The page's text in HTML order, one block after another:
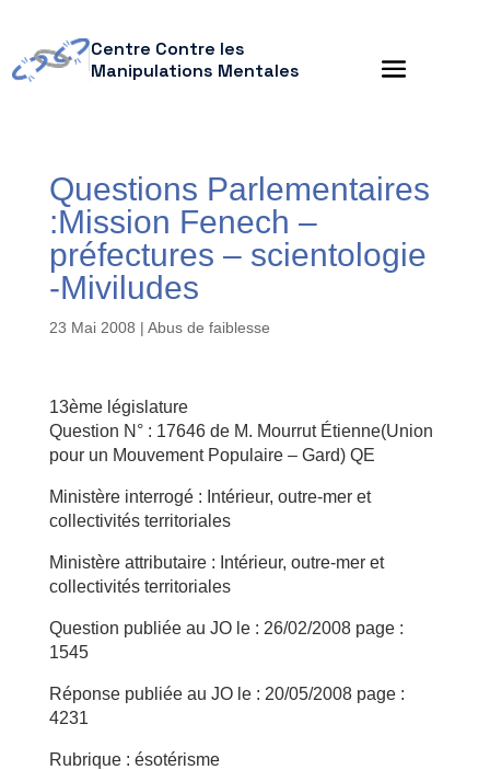
Centre Contre les
Manipulations Mentales
Questions Parlementaires
:Mission Fenech –
préfectures – scientologie
-Miviludes
23 Mai 2008 | Abus de faiblesse
13ème législature
Question N° : 17646 de M. Mourrut Étienne(Union
pour un Mouvement Populaire – Gard) QE
Ministère interrogé : Intérieur, outre-mer et
collectivités territoriales
Ministère attributaire : Intérieur, outre-mer et
collectivités territoriales
Question publiée au JO le : 26/02/2008 page :
1545
Réponse publiée au JO le : 20/05/2008 page :
4231
Rubrique : ésotérisme